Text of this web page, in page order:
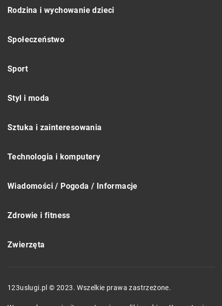
Rodzina i wychowanie dzieci
Społeczeństwo
Sport
Styl i moda
Sztuka i zainteresowania
Technologia i komputery
Wiadomości / Pogoda / Informacje
Zdrowie i fitness
Zwierzęta
123uslugi.pl © 2023. Wszelkie prawa zastrzeżone.